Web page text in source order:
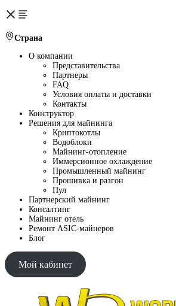
Страна
О компании
Представительства
Партнеры
FAQ
Условия оплаты и доставки
Контакты
Конструктор
Решения для майнинга
Криптокотлы
Водоблоки
Майнинг-отопление
Иммерсионное охлаждение
Промышленный майнинг
Прошивка и разгон
Пул
Партнерский майнинг
Консалтинг
Майнинг отель
Ремонт ASIC-майнеров
Блог
Мой кабинет